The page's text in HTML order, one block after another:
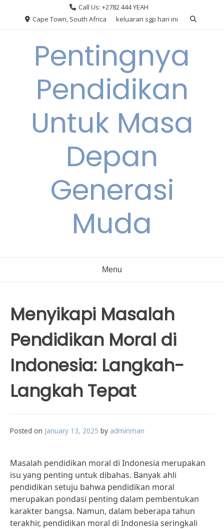
Call Us: +2782 444 YEAH
Cape Town, South Africa
keluaran sgp hari ini
Pentingnya
Pendidikan
Untuk Masa
Depan
Generasi
Muda
Menu
Menyikapi Masalah
Pendidikan Moral di
Indonesia: Langkah-
Langkah Tepat
Posted on January 13, 2025 by adminman
Masalah pendidikan moral di Indonesia merupakan
isu yang penting untuk dibahas. Banyak ahli
pendidikan setuju bahwa pendidikan moral
merupakan pondasi penting dalam pembentukan
karakter bangsa. Namun, dalam beberapa tahun
terakhir, pendidikan moral di Indonesia seringkali